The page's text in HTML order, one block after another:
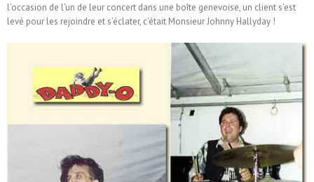
l’occasion de l’un de leur concert dans une boîte genevoise, un client s’est
levé pour les rejoindre et s’éclater, c’était Monsieur Johnny Hallyday !